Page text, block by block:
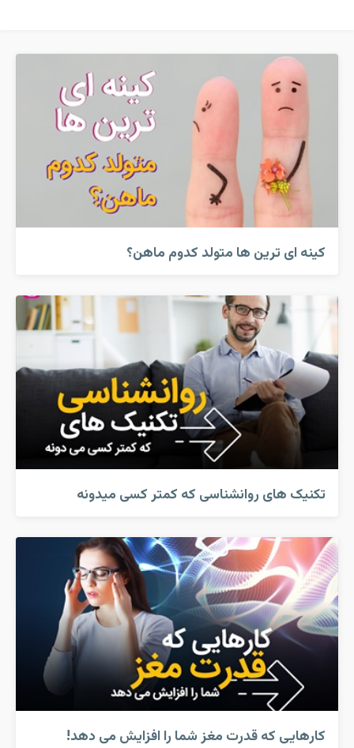
کینه ای ترین ها متولد کدوم ماهن؟
تکنیک های روانشناسی که کمتر کسی میدونه
کارهایی که قدرت مغز شما را افزایش می دهد!